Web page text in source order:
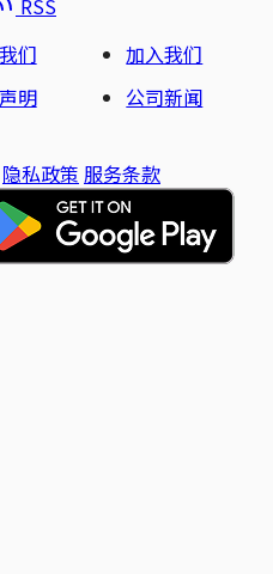
们
加入我们
明
公司新闻
隐私政策 服务条款